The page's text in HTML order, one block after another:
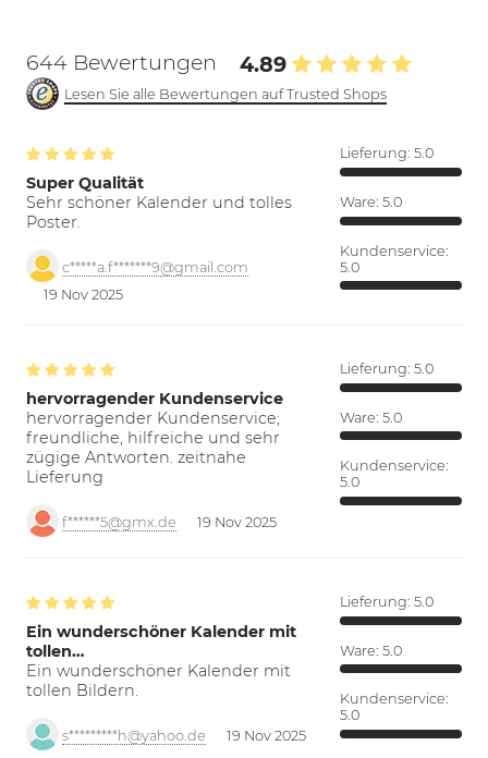
644 Bewertungen 4.89
Lesen Sie alle Bewertungen auf Trusted Shops
Super Qualität
Sehr schöner Kalender und tolles
Poster.
c*****a.f*******9@gmail.com
19 Nov 2025
Lieferung: 5.0
Ware: 5.0
Kundenservice:
5.0
hervorragender Kundenservice
hervorragender Kundenservice;
freundliche, hilfreiche und sehr
zügige Antworten. zeitnahe
Lieferung
f******5@gmx.de 19 Nov 2025
Lieferung: 5.0
Ware: 5.0
Kundenservice:
5.0
Ein wunderschöner Kalender mit
tollen…
Ein wunderschöner Kalender mit
tollen Bildern.
s*********h@yahoo.de 19 Nov 2025
Lieferung: 5.0
Ware: 5.0
Kundenservice:
5.0